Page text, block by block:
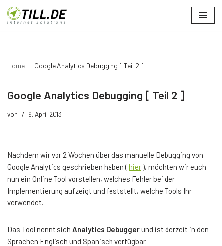
Zum
Home Google Analytics Debugging [ Teil 2 ]
Google Analytics Debugging [ Teil 2 ]
von 9. April 2013
Nachdem wir vor 2 Wochen über das manuelle Debugging von
Google Analytics geschrieben haben ( hier ), möchten wir euch
nun ein Online Tool vorstellen, welches Fehler bei der
Implementierung aufzeigt und feststellt, welche Tools Ihr
verwendet.
Das Tool nennt sich Analytics Debuggerund ist derzeit in den
Sprachen Englisch und Spanisch verfügbar.